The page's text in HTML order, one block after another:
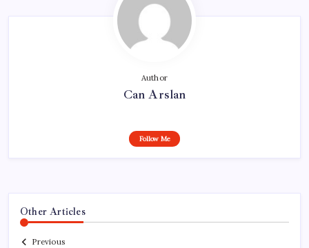
Author
Can Arslan
Follow Me
Other Articles
Previous